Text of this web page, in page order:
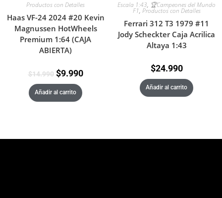
Productos con Detalles
Haas VF-24 2024 #20 Kevin
Magnussen HotWheels
Premium 1:64 (CAJA
ABIERTA)
$14.990 $9.990
Añadir al carrito
Escala 1:43, 🏆Campeones del Mundo
F1, Productos con Detalles
Ferrari 312 T3 1979 #11
Jody Scheckter Caja Acrilica
Altaya 1:43
$24.990
Añadir al carrito